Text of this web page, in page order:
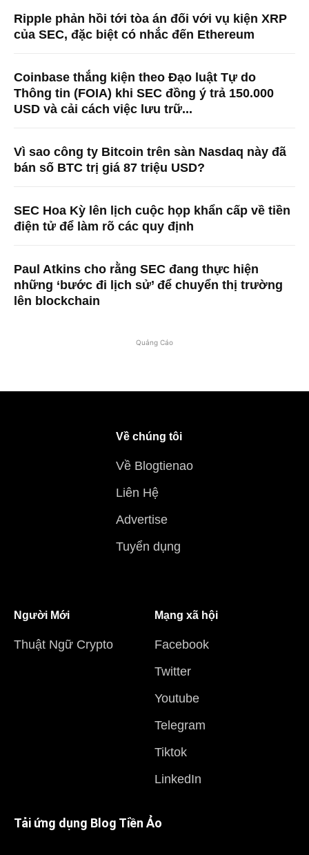
Ripple phản hồi tới tòa án đối với vụ kiện XRP
của SEC, đặc biệt có nhắc đến Ethereum
Coinbase thắng kiện theo Đạo luật Tự do
Thông tin (FOIA) khi SEC đồng ý trả 150.000
USD và cải cách việc lưu trữ...
Vì sao công ty Bitcoin trên sàn Nasdaq này đã
bán số BTC trị giá 87 triệu USD?
SEC Hoa Kỳ lên lịch cuộc họp khẩn cấp về tiền
điện tử để làm rõ các quy định
Paul Atkins cho rằng SEC đang thực hiện
những ‘bước đi lịch sử’ để chuyển thị trường
lên blockchain
Quảng Cáo
Về chúng tôi
Về Blogtienao
Liên Hệ
Advertise
Tuyển dụng
Người Mới
Thuật Ngữ Crypto
Mạng xã hội
Facebook
Twitter
Youtube
Telegram
Tiktok
LinkedIn
Tải ứng dụng Blog Tiền Ảo